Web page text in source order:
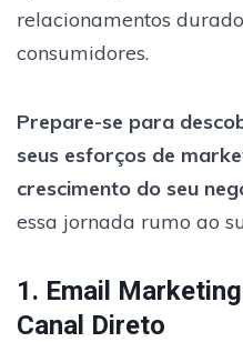
relacionamentos
consumidores.
Prepare-se para
seus esforços de
crescimento do seu
essa jornada rumo ao
1. Email
Canal Direto